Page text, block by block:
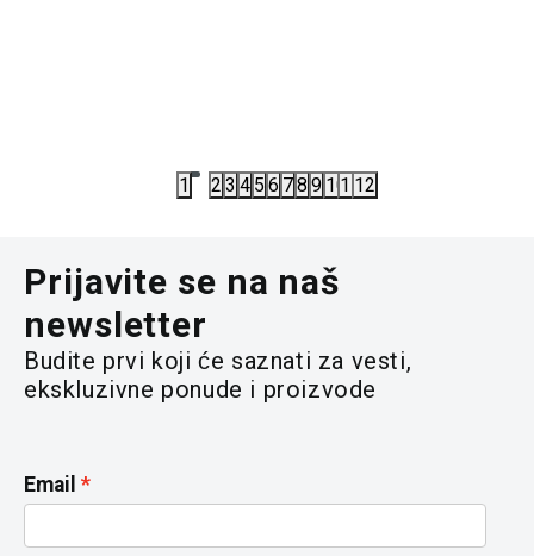
1 2 3 4 5 6 78 9 101112
Prijavite se na naš
newsletter
Budite prvi koji će saznati za vesti,
ekskluzivne ponude i proizvode
Email